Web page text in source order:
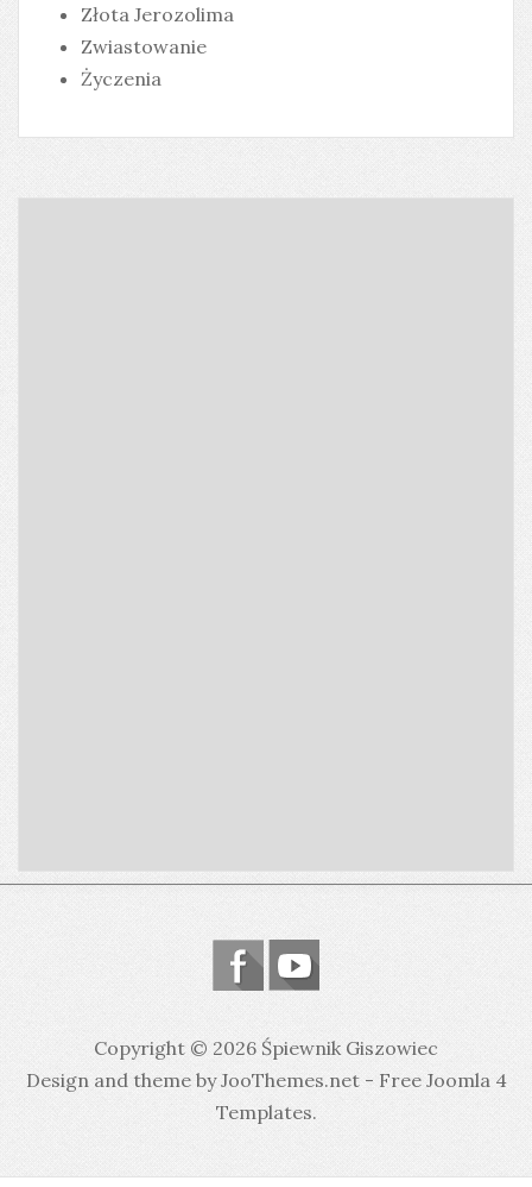
Złota Jerozolima
Zwiastowanie
Życzenia
Copyright © 2026 Śpiewnik Giszowiec
Design and theme by JooThemes.net - Free Joomla 4
Templates.